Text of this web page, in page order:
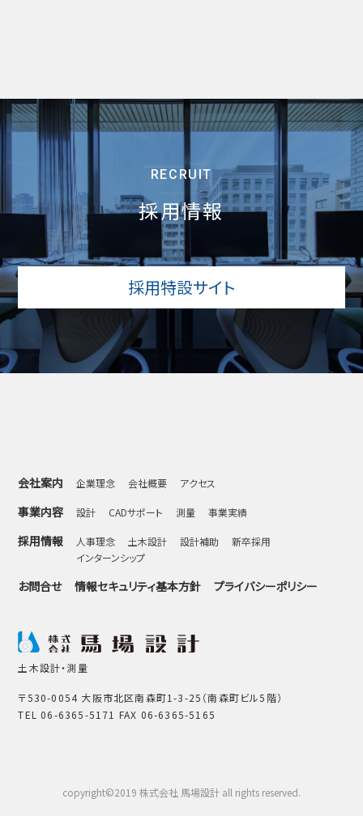
RECRUIT
採用情報
採用特設サイト
土木設計・測量
〒530-0054 大阪市北区南森町1-3-25（南森町ビル5階）
TEL 06-6365-5171 FAX 06-6365-5165
会社案内 企業理念 会社概要 アクセス
事業内容 設計 CADサポート 測量 事業実績
採用情報 人事理念 土木設計 設計補助
新卒採用
インターンシップ
お問合せ 情報セキュリティ基本方針 プライバシーポリシー
copyright©2019 株式会社 馬場設計 all rights reserved.